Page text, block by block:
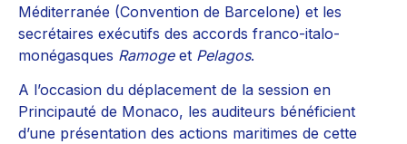
Méditerranée (Convention de Barcelone) et les
secrétaires exécutifs des accords franco-italo-
monégasques Ramoge et Pelagos.
A l’occasion du déplacement de la session en
Principauté de Monaco, les auditeurs bénéficient
d’une présentation des actions maritimes de cette